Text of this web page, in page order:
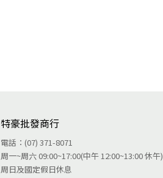
特豪批發商行
電話：(07) 371-8071
周一~周六 09:00~17:00(中午 12:00~13:00 休午)
周日及國定假日休息